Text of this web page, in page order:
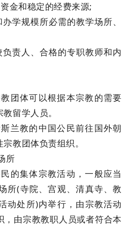
和稳定的经费来源;
规模所必需的教学场所、
责人、合格的专职教师和内
体可以根据本宗教的需要
留学人员。
教的中国公民前往国外朝
教团体负责组织。
所
集体宗教活动，一般应当
所(寺院、宫观、清真寺、教
动处所)内举行，由宗教活动
，由宗教教职人员或者符合本